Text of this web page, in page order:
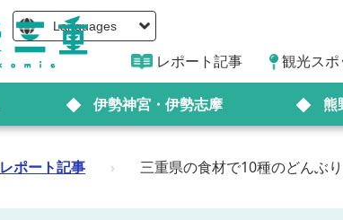
Languages
レポート記事 観光スポ
伊勢神宮・伊勢志摩 熊
レポート記事 › 三重県の食材で10種のどんぶ